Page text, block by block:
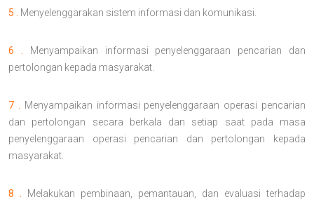
5 . Menyelenggarakan sistem informasi dan komunikasi.
6 . Menyampaikan informasi penyelenggaraan pencarian dan
pertolongan kepada masyarakat.
7 . Menyampaikan informasi penyelenggaraan operasi pencarian
dan pertolongan secara berkala dan setiap saat pada masa
penyelenggaraan operasi pencarian dan pertolongan kepada
masyarakat.
8 . Melakukan pembinaan, pemantauan, dan evaluasi terhadap